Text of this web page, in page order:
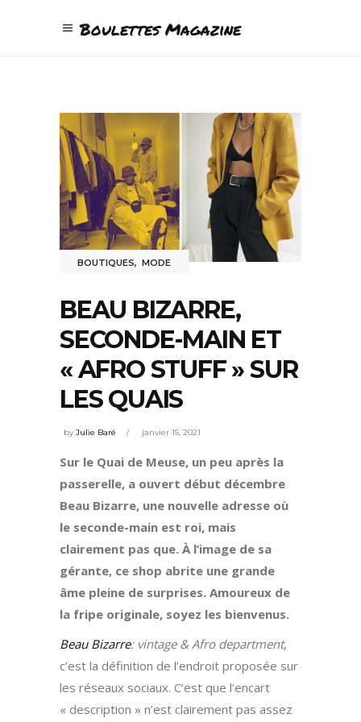
Boulettes Magazine
BOUTIQUES,MODE
BEAU BIZARRE,
SECONDE-MAIN ET
« AFRO STUFF » SUR
LES QUAIS
byJulie Baré janvier 15, 2021
Sur le Quai de Meuse, un peu après la
passerelle, a ouvert début décembre
Beau Bizarre, une nouvelle adresse où
le seconde-main est roi, mais
clairement pas que. À l’image de sa
gérante, ce shop abrite une grande
âme pleine de surprises. Amoureux de
la fripe originale, soyez les bienvenus.
Beau Bizarre: vintage & Afro department,
c’est la définition de l’endroit proposée sur
les réseaux sociaux. C’est que l’encart
« description » n’est clairement pas assez